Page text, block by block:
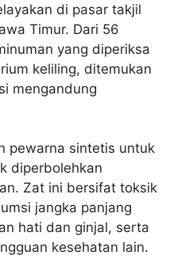
di pasar takjil
Timur. Dari 56
yang diperiksa
keliling, ditemukan
mengandung
pewarna sintetis untuk
diperbolehkan
Zat ini bersifat toksik
jangka panjang
hati dan ginjal, serta
kesehatan lain.